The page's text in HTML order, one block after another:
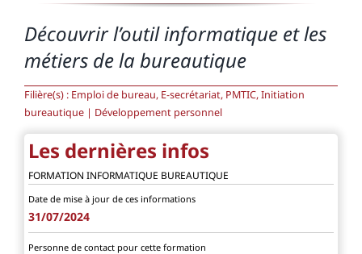
À propos de CALIF
Découvrir l’outil informatique et les
métiers de la bureautique
Filière(s) : Emploi de bureau, E-secrétariat, PMTIC, Initiation
bureautique | Développement personnel
Les dernières infos
FORMATION INFORMATIQUE BUREAUTIQUE
Date de mise à jour de ces informations
31/07/2024
Personne de contact pour cette formation